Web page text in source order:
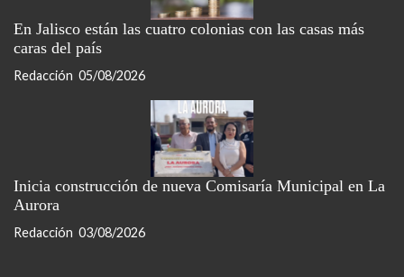
En Jalisco están las cuatro colonias con las casas más
caras del país
Redacción 05/08/2026
Inicia construcción de nueva Comisaría Municipal en La
Aurora
Redacción 03/08/2026